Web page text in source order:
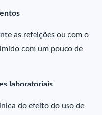
as refeições ou com o
com um pouco de
laboratoriais
do efeito do uso de